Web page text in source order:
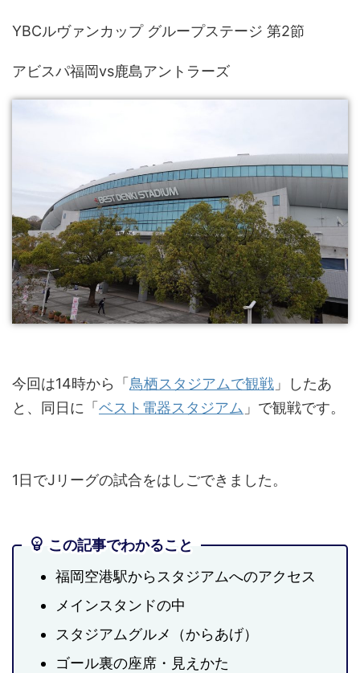
YBCルヴァンカップ グループステージ 第2節
アビスパ福岡vs鹿島アントラーズ
今回は14時から「鳥栖スタジアムで観戦 」したあ
と、同日に「ベスト電器スタジアム 」で観戦です。
1日でJリーグの試合をはしごできました。
この記事でわかること
福岡空港駅からスタジアムへのアクセス
メインスタンドの中
スタジアムグルメ（からあげ）
ゴール裏の座席・見えかた